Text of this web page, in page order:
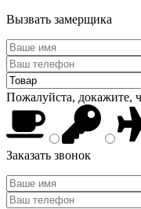
Вызвать замерщика
Пожалуйста, докажите,
Заказать звонок